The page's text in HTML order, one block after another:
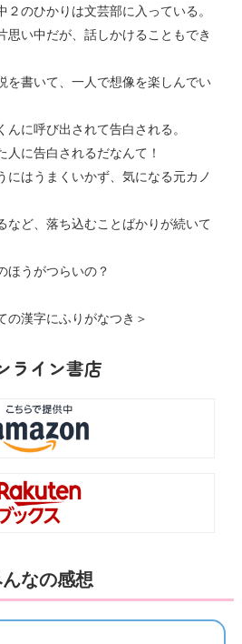
のひかりは文芸部に入っている。
思い中だが、話しかけることもでき
を書いて、一人で想像を楽しんでい
に呼び出されて告白される。
人に告白されるだなんて！
にはうまくいかず、気になる元カノ
など、落ち込むことばかりが続いて
ほうがつらいの？
漢字にふりがなつき＞
ライン書店
なの感想